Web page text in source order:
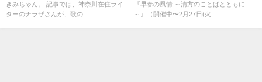
きみちゃん。 記事では、神奈川在住ライ
ターのナラザさんが、歌の...
『早春の風情 ～清方のことばとともに
～』（開催中〜2月27日(火...